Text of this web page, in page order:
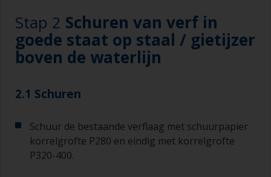
Stap 2 Schuren van verf in
goede staat op staal / gietijzer
boven de waterlijn
2.1 Schuren
Schuur de bestaande verflaag met schuurpapier
korrelgrofte P280 en eindig met korrelgrofte
P320-400.